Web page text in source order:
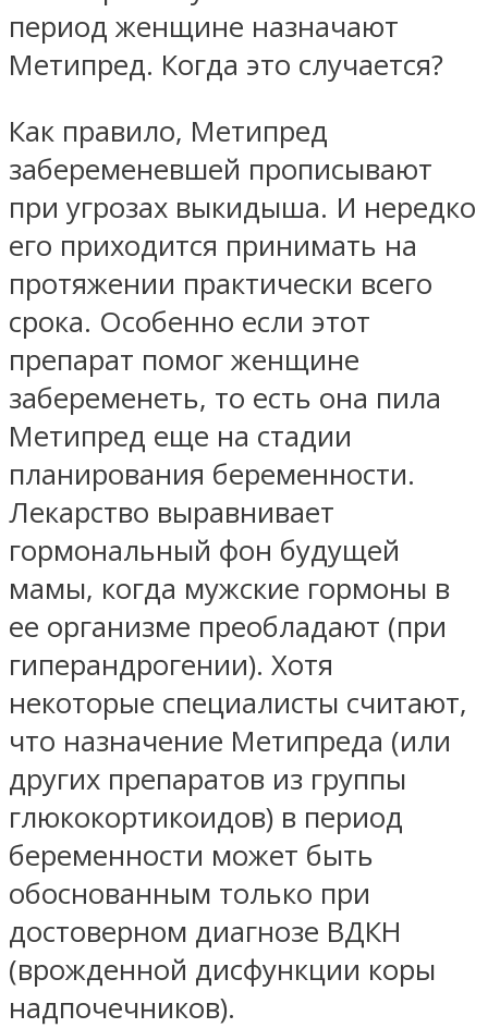
период женщине назначают
Метипред. Когда это случается?
Как правило, Метипред
забеременевшей прописывают
при угрозах выкидыша. И нередко
его приходится принимать на
протяжении практически всего
срока. Особенно если этот
препарат помог женщине
забеременеть, то есть она пила
Метипред еще на стадии
планирования беременности.
Лекарство выравнивает
гормональный фон будущей
мамы, когда мужские гормоны в
ее организме преобладают (при
гиперандрогении). Хотя
некоторые специалисты считают,
что назначение Метипреда (или
других препаратов из группы
глюкокортикоидов) в период
беременности может быть
обоснованным только при
достоверном диагнозе ВДКН
(врожденной дисфункции коры
надпочечников).